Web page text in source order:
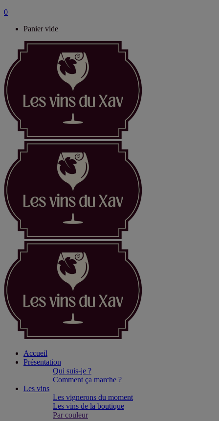
0
Panier vide
Accueil
Présentation
Qui suis-je ?
Comment ça marche ?
Les vins
Les vignerons du moment
Les vins de la boutique
Par couleur